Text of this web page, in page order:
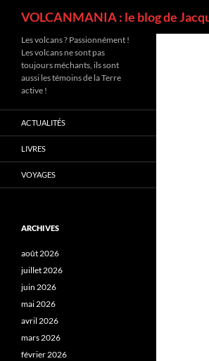
VOLCANMANIA : le blog de
Les volcans ? Passionnément !
Les volcans ne sont pas
toujours méchants, ils sont
aussi les témoins de la Terre
active !
ACTUALITÉS
LIVRES
VOYAGES
ARCHIVES
août 2026
juillet 2026
juin 2026
mai 2026
avril 2026
mars 2026
février 2026